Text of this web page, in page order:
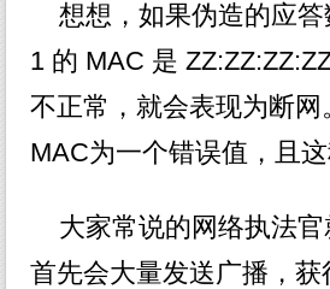
想想，如果伪造的应答
1 的 MAC 是
不正常，就会表现为断
MAC为一个错误值，且
大家常说的网络执法官
首先会大量发送广播，